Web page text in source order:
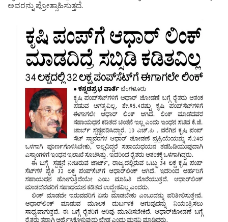
ಅವರನ್ನು ಪ್ರೋತ್ಸಾಹಿಸುತ್ತದೆ.